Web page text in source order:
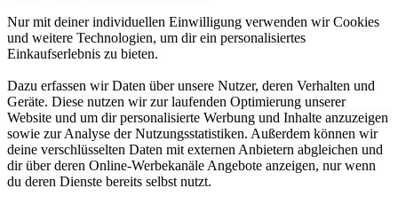
Nur mit deiner individuellen Einwilligung verwenden wir Cookies
und weitere Technologien, um dir ein personalisiertes
Einkaufserlebnis zu bieten.
Dazu erfassen wir Daten über unsere Nutzer, deren Verhalten und
Geräte. Diese nutzen wir zur laufenden Optimierung unserer
Website und um dir personalisierte Werbung und Inhalte anzuzeigen
sowie zur Analyse der Nutzungsstatistiken. Außerdem können wir
deine verschlüsselten Daten mit externen Anbietern abgleichen und
dir über deren Online-Werbekanäle Angebote anzeigen, nur wenn
du deren Dienste bereits selbst nutzt.